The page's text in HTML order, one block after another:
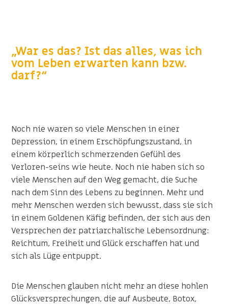
„War es das? Ist das alles, was ich
vom Leben erwarten kann bzw.
darf?“
Noch nie waren so viele Menschen in einer
Depression, in einem Erschöpfungszustand, in
einem körperlich schmerzenden Gefühl des
Verloren-seins wie heute. Noch nie haben sich so
viele Menschen auf den Weg gemacht, die Suche
nach dem Sinn des Lebens zu beginnen. Mehr und
mehr Menschen werden sich bewusst, dass sie sich
in einem Goldenen Käfig befinden, der sich aus den
Versprechen der patriarchalische Lebensordnung:
Reichtum, Freiheit und Glück erschaffen hat und
sich als Lüge entpuppt.
Die Menschen glauben nicht mehr an diese hohlen
Glücksversprechungen, die auf Ausbeute, Botox,